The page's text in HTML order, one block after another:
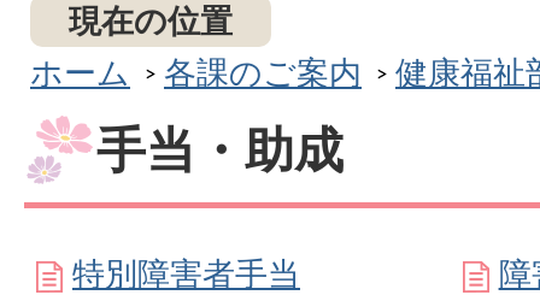
現在の位置
ホーム
各課のご案内 健康福祉
手当・助成
特別障害者手当